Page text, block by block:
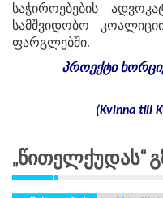
საჭიროებების
სამშვიდობო
ფარგლებში.
პროექტი
(Kvinna till
„წითელქუდას“